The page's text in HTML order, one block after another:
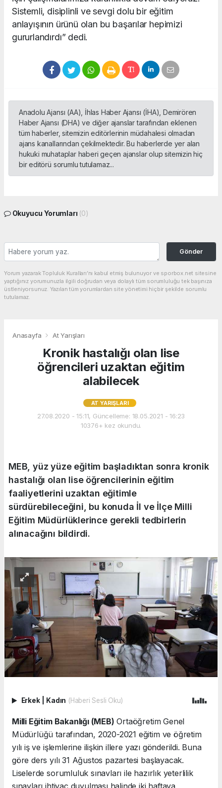
Sistemli, disiplinli ve sevgi dolu bir eğitim
anlayışının ürünü olan bu başarılar hepimizi
gururlandırdı” dedi.
Anadolu Ajansı (AA), İhlas Haber Ajansı (İHA), Demirören
Haber Ajansı (DHA) ve diğer ajanslar tarafından eklenen
tüm haberler, sitemizin editörlerinin müdahalesi olmadan
ajans kanallarından çekilmektedir. Bu haberlerde yer alan
hukuki muhataplar haberi geçen ajanslar olup sitemizin hiç
bir editörü sorumlu tutulamaz...
Okuyucu Yorumları (0)
Gönder
Yorum yazarak Topluluk Kuralları’nı kabul etmiş bulunuyor ve sporbox.net sitesine
yaptığınız yorumunuzla ilgili doğrudan veya dolaylı tüm sorumluluğu tek başınıza
üstleniyorsunuz. Yazılan tüm yorumlardan site yönetimi hiçbir şekilde sorumlu
tutulamaz.
Anasayfa At Yarışları
Kronik hastalığı olan lise
öğrencileri uzaktan eğitim
alabilecek
AT YARIŞLARI
27.08.2020 - 15:11, Güncelleme: 18.05.2021 - 16:23
10376+ kez okundu.
MEB, yüz yüze eğitim başladıktan sonra kronik
hastalığı olan lise öğrencilerinin eğitim
faaliyetlerini uzaktan eğitimle
sürdürebileceğini, bu konuda İl ve İlçe Milli
Eğitim Müdürlüklerince gerekli tedbirlerin
alınacağını bildirdi.
Erkek Kadın (Haberi Sesli Oku)
Milli Eğitim Bakanlığı (MEB) Ortaöğretim Genel
Müdürlüğü tarafından, 2020-2021 eğitim ve öğretim
yılı iş ve işlemlerine ilişkin illere yazı gönderildi. Buna
göre ders yılı 31 Ağustos pazartesi başlayacak.
Liselerde sorumluluk sınavları ile hazırlık yeterlilik
sınavları ihtiyaç duyulması halinde iki haftaya